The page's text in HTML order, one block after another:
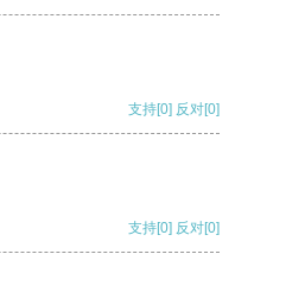
支持[0] 反对[0]
支持[0] 反对[0]